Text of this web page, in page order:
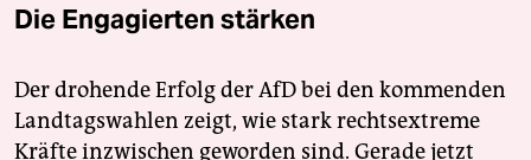
Die Engagierten stärken
Der drohende Erfolg der AfD bei den kommenden
Landtagswahlen zeigt, wie stark rechtsextreme
Kräfte inzwischen geworden sind. Gerade jetzt